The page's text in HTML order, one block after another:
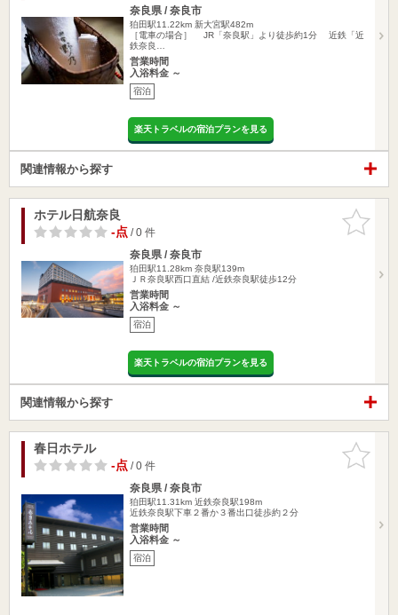
奈良県 / 奈良市
狛田駅11.22km 新大宮駅482m
［電車の場合］ JR「奈良駅」より徒歩約1分 近鉄「近
鉄奈良…
営業時間
入浴料金 ～
宿泊
楽天トラベルの宿泊プランを見る
関連情報から探す
お気に入
りに追加
ホテル日航奈良
-点/ 0 件
奈良県 / 奈良市
狛田駅11.28km 奈良駅139m
ＪＲ奈良駅西口直結 /近鉄奈良駅徒歩12分
営業時間
入浴料金 ～
宿泊
楽天トラベルの宿泊プランを見る
関連情報から探す
お気に入
りに追加
春日ホテル
-点/ 0 件
奈良県 / 奈良市
狛田駅11.31km 近鉄奈良駅198m
近鉄奈良駅下車２番か３番出口徒歩約２分
営業時間
入浴料金 ～
宿泊